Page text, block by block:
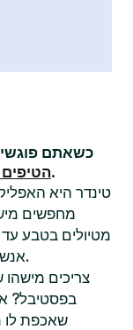
כשאתם
שלנו.
טינדר היא
מחפשים
מטיולים בטבע
אנשים על הדברים שאתם הכי נהנים לעשות.
צריכים
בפסטיבל?